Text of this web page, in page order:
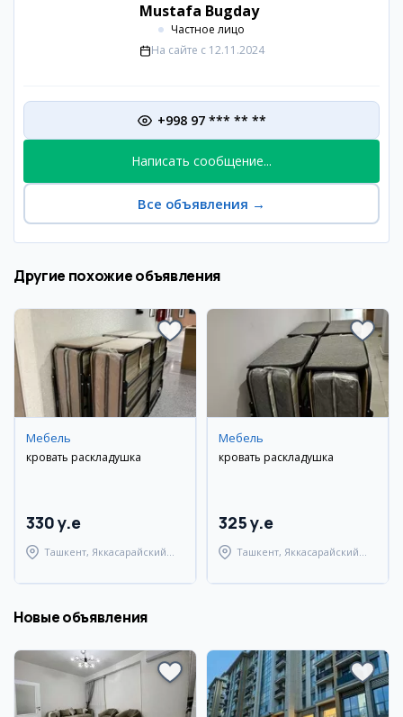
Mustafa Bugday
Частное лицо
На сайте с 12.11.2024
+998 97 *** ** **
Написать сообщение...
Все объявления →
Другие похожие объявления
Мебель
кровать раскладушка
330 y.e
Ташкент, Яккасарайский
Мебель
кровать раскладушка
325 y.e
Ташкент, Яккасарайский
Новые объявления